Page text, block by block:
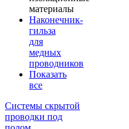
материалы
Наконечник-
гильза
для
медных
проводников
Показать
все
Системы скрытой
проводки под